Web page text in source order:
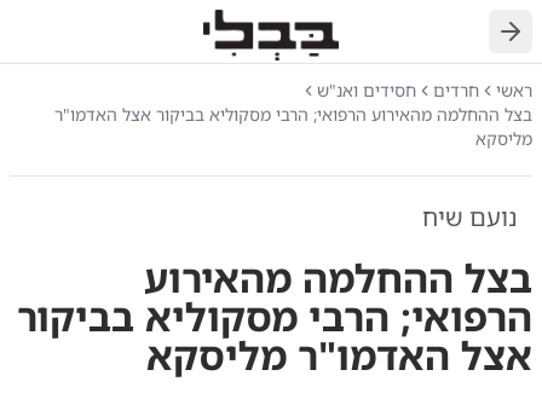
חזרה
ראשי חרדים
חסידים ואנ"ש
בצל ההחלמה מהאירוע הרפואי; הרבי מסקוליא בביקור אצל האדמו"ר
מליסקא
נועם שיח
בצל ההחלמה מהאירוע
הרפואי; הרבי מסקוליא בביקור
אצל האדמו"ר מליסקא